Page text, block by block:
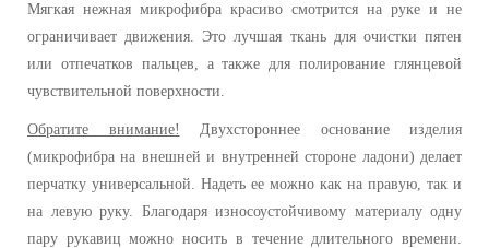
Мягкая нежная микрофибра красиво смотрится на руке и не
ограничивает движения. Это лучшая ткань для очистки пятен
или отпечатков пальцев, а также для полирование глянцевой
чувствительной поверхности.
Обратите внимание! Двухстороннее основание изделия
(микрофибра на внешней и внутренней стороне ладони) делает
перчатку универсальной. Надеть ее можно как на правую, так и
на левую руку. Благодаря износоустойчивому материалу одну
пару рукавиц можно носить в течение длительного времени.